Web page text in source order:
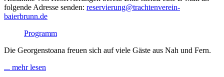
folgende Adresse senden: reservierung@trachtenverein-
baierbrunn.de
Programm
Die Georgenstoana freuen sich auf viele Gäste aus Nah und Fern.
... mehr lesen